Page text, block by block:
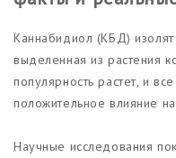
Каннабидиол (КБД)
выделенная из растения
популярность растет, и
положительное влияние
Научные исследования